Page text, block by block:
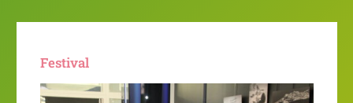
Festival